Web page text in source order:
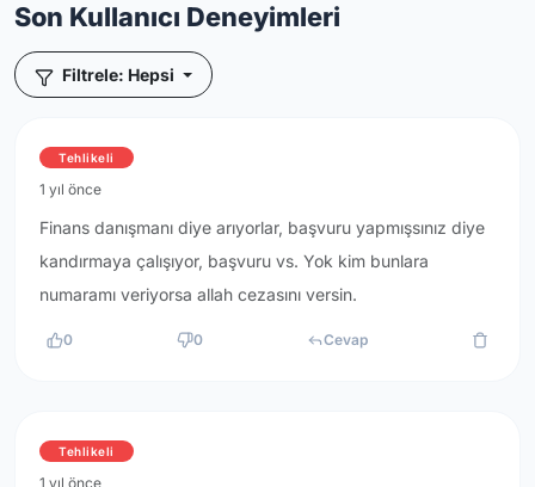
Son Kullanıcı Deneyimleri
Filtrele: Hepsi
Tehlikeli
1 yıl önce
Finans danışmanı diye arıyorlar, başvuru yapmışsınız diye
kandırmaya çalışıyor, başvuru vs. Yok kim bunlara
numaramı veriyorsa allah cezasını versin.
0 0 Cevap
Tehlikeli
1 yıl önce